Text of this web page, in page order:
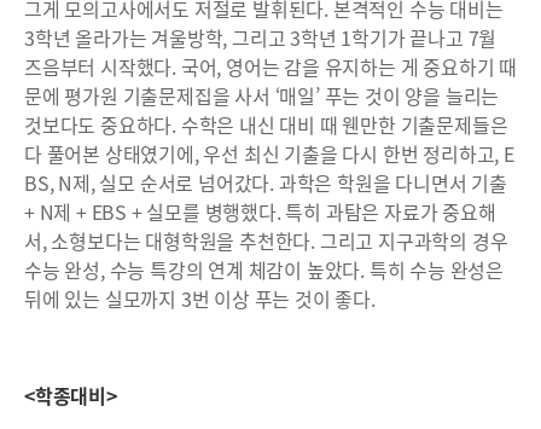
그게 모의고사에서도 저절로 발휘된다. 본격적인 수능 대비는
3학년 올라가는 겨울방학, 그리고 3학년 1학기가 끝나고 7월
즈음부터 시작했다. 국어, 영어는 감을 유지하는 게 중요하기 때
문에 평가원 기출문제집을 사서 ‘매일’ 푸는 것이 양을 늘리는
것보다도 중요하다. 수학은 내신 대비 때 웬만한 기출문제들은
다 풀어본 상태였기에, 우선 최신 기출을 다시 한번 정리하고, E
BS, N제, 실모 순서로 넘어갔다. 과학은 학원을 다니면서 기출
+ N제 + EBS + 실모를 병행했다. 특히 과탐은 자료가 중요해
서, 소형보다는 대형학원을 추천한다. 그리고 지구과학의 경우
수능 완성, 수능 특강의 연계 체감이 높았다. 특히 수능 완성은
뒤에 있는 실모까지 3번 이상 푸는 것이 좋다.
<학종대비>